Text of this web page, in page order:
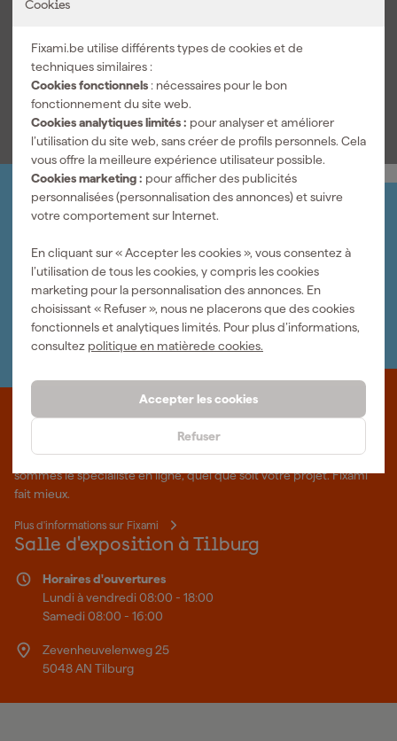
Cookies
Fixami.be utilise différents types de cookies et de
techniques similaires :
Cookies fonctionnels : nécessaires pour le bon
fonctionnement du site web.
Cookies analytiques limités : pour analyser et améliorer
l’utilisation du site web, sans créer de profils personnels. Cela
vous offre la meilleure expérience utilisateur possible.
Cookies marketing : pour afficher des publicités
personnalisées (personnalisation des annonces) et suivre
votre comportement sur Internet.
En cliquant sur « Accepter les cookies », vous consentez à
l’utilisation de tous les cookies, y compris les cookies
marketing pour la personnalisation des annonces. En
choisissant « Refuser », nous ne placerons que des cookies
fonctionnels et analytiques limités. Pour plus d’informations,
consultez politique en matièrede cookies.
Accepter les cookies
Refuser
Choisissez un seau qui ne vous laissera jamais tomber et facilitez
Nom de la couleur
Voir toutes les caractéristiques
Organisez-le vous-même
factures.
Bulletin
Abonnez-vous à la newsletter hebdomadaire
Nous sommes heureux de vous aider
Nous nous ferons un plaisir de vous aider. Contactez l'un
de nos spécialistes.
Que représente Fixami?
Des outils professionnels et des conseils personnalisés : nous
sommes le spécialiste en ligne, quel que soit votre projet. Fixami
fait mieux.
Plus d'informations sur Fixami
Salle d'exposition à Tilburg
Horaires d'ouvertures
Lundi à vendredi 08:00 - 18:00
Samedi 08:00 - 16:00
Zevenheuvelenweg 25
5048 AN Tilburg